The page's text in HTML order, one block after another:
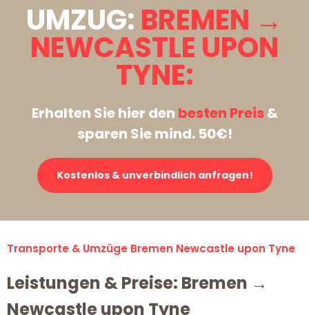
UMZUG: BREMEN →
NEWCASTLE UPON
TYNE:
Erhalten Sie hier den besten Preis&
sparen Sie mind. 50€!
Kostenlos & unverbindlich anfragen!
Transporte & Umzüge Bremen Newcastle upon Tyne
Leistungen & Preise: Bremen →
Newcastle upon Tyne